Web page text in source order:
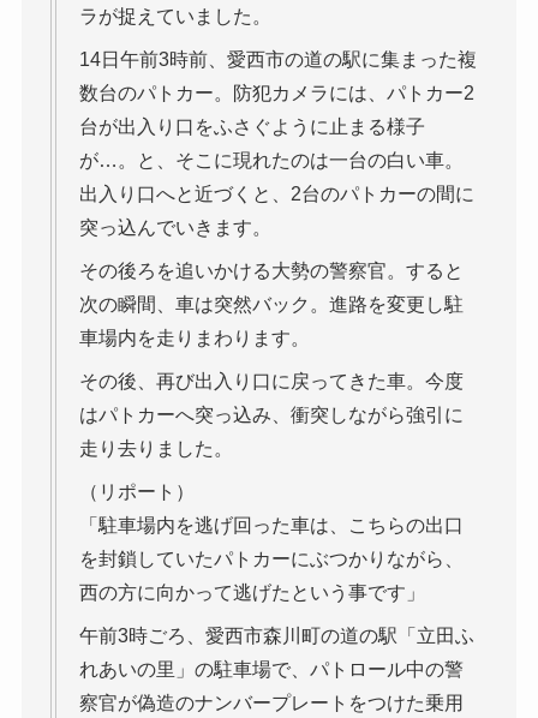
ラが捉えていました。
14日午前3時前、愛西市の道の駅に集まった複
数台のパトカー。防犯カメラには、パトカー2
台が出入り口をふさぐように止まる様子
が…。と、そこに現れたのは一台の白い車。
出入り口へと近づくと、2台のパトカーの間に
突っ込んでいきます。
その後ろを追いかける大勢の警察官。すると
次の瞬間、車は突然バック。進路を変更し駐
車場内を走りまわります。
その後、再び出入り口に戻ってきた車。今度
はパトカーへ突っ込み、衝突しながら強引に
走り去りました。
（リポート）
「駐車場内を逃げ回った車は、こちらの出口
を封鎖していたパトカーにぶつかりながら、
西の方に向かって逃げたという事です」
午前3時ごろ、愛西市森川町の道の駅「立田ふ
れあいの里」の駐車場で、パトロール中の警
察官が偽造のナンバープレートをつけた乗用